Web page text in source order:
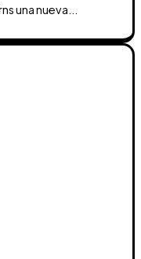
una nueva...